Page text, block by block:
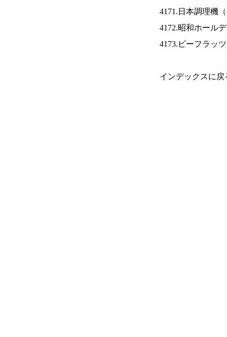
4171.日本調理機（
4172.昭和ホール
4173.ビーフラッ
インデックスに戻